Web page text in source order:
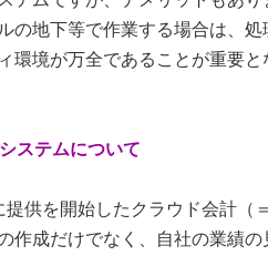
の地下等で作業する場合は、
環境が万全であることが重要と
ステムについて
供を開始したクラウド会計（
作成だけでなく、自社の業績